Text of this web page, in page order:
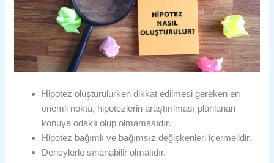
Hipotez oluşturulurken dikkat edilmesi gereken en
önemli nokta, hipotezlerin araştırılması planlanan
konuya odaklı olup olmamasıdır.
Hipotez bağımlı ve bağımsız değişkenleri içermelidir.
Deneylerle sınanabilir olmalıdır.